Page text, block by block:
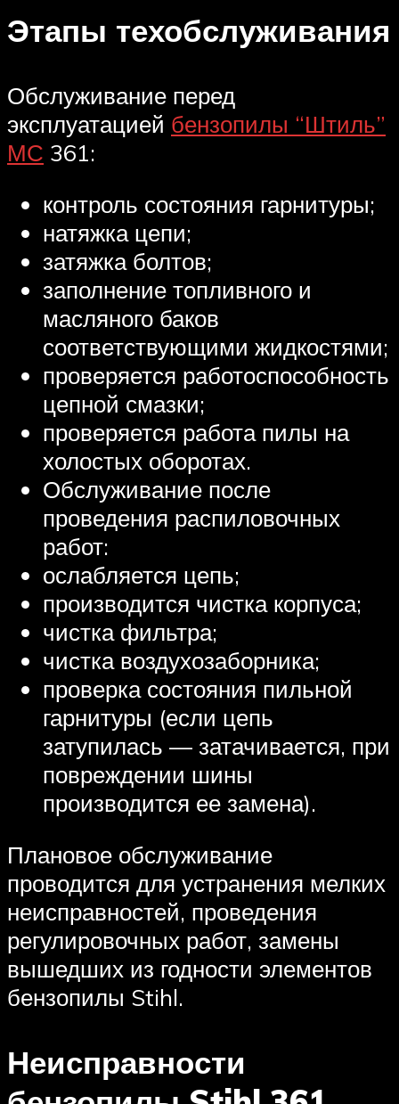
Этапы техобслуживания
Обслуживание перед
эксплуатацией бензопилы “Штиль”
МС 361:
контроль состояния гарнитуры;
натяжка цепи;
затяжка болтов;
заполнение топливного и
масляного баков
соответствующими жидкостями;
проверяется работоспособность
цепной смазки;
проверяется работа пилы на
холостых оборотах.
Обслуживание после
проведения распиловочных
работ:
ослабляется цепь;
производится чистка корпуса;
чистка фильтра;
чистка воздухозаборника;
проверка состояния пильной
гарнитуры (если цепь
затупилась — затачивается, при
повреждении шины
производится ее замена).
Плановое обслуживание
проводится для устранения мелких
неисправностей, проведения
регулировочных работ, замены
вышедших из годности элементов
бензопилы Stihl.
Неисправности